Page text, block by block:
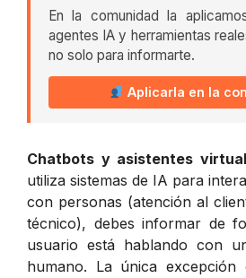
En la comunidad la
agentes IA y herramientas
no solo para informarte.
Aplicarla en la
Chatbots y asistentes
utiliza sistemas de IA para
con personas (atención al
técnico), debes informar de
usuario está hablando con
humano. La única excepción